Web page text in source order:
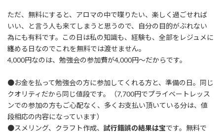
ただ、無料にすると、アロマの中で喋りたい、楽しく過ごせれば
いい、と言う人も来てしまうと思うので、自分の目的がぶれない
為にも有料です。この日は私の知識も、経験も、全部をレジュメに
纏める日なのでこれを無料では渡せません。
4,000円なのは、勉強会の参加費が4,000円～だからです。
●お金を払って勉強会の方に参加してくれる方と、準備の日。同じ
クオリティだから同じ値段です。（7,700円でプライベートレッス
ンでの参加の方もご心配なく、多くお支払い頂いている分は、値
段相応の内容になっています）
●スメリング、クラフト作成、 試行錯誤の結果は宝です。無料で